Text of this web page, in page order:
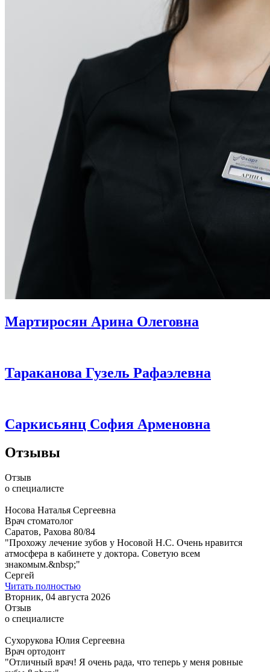
Мартиросян Арина Олеговна
Тараканова Гузель Рафаэлевна
Саркисьянц София Арменовна
Отзывы
Отзыв
о специалисте
Носова Наталья Сергеевна
Врач стоматолог
Саратов, Рахова 80/84
"Прохожу лечение зубов у Носовой Н.С. Очень нравится
атмосфера в кабинете у доктора. Советую всем
знакомым.&nbsp;"
Сергей
Читать полностью
Вторник, 04 августа 2026
Отзыв
о специалисте
Сухорукова Юлия Сергеевна
Врач ортодонт
"Отличный врач! Я очень рада, что теперь у меня ровные